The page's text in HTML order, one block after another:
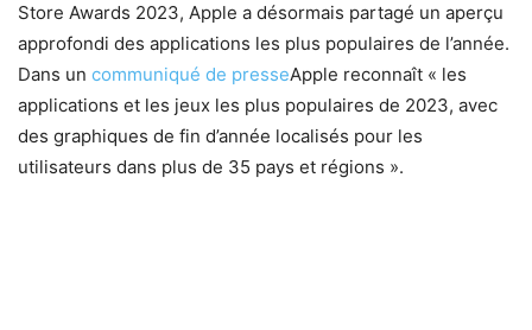
Store Awards 2023, Apple a désormais partagé un aperçu
approfondi des applications les plus populaires de l’année.
Dans un communiqué de presseApple reconnaît « les
applications et les jeux les plus populaires de 2023, avec
des graphiques de fin d’année localisés pour les
utilisateurs dans plus de 35 pays et régions ».